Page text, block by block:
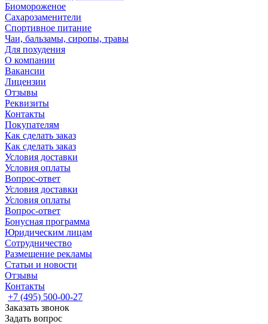
Биомороженое
Сахарозаменители
Спортивное питание
Чаи, бальзамы, сиропы, травы
Для похудения
О компании
Вакансии
Лицензии
Отзывы
Реквизиты
Контакты
Покупателям
Как сделать заказ
Как сделать заказ
Условия доставки
Условия оплаты
Вопрос-ответ
Условия доставки
Условия оплаты
Вопрос-ответ
Бонусная программа
Юридическим лицам
Сотрудничество
Размещение рекламы
Статьи и новости
Отзывы
Контакты
+7 (495) 500-00-27
Заказать звонок
Задать вопрос